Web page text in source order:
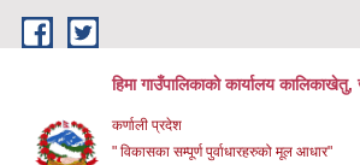
Skip to main content
हिमा गाउँपालिकाकाे कार्यालय कालिकाखेतु,
कर्णाली प्रदेश
" विकासका सम्पूर्ण पुर्वाधारहरुको मूल आधार"